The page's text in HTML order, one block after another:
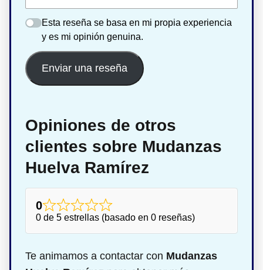
Esta reseña se basa en mi propia experiencia
y es mi opinión genuina.
Enviar una reseña
Opiniones de otros
clientes sobre Mudanzas
Huelva Ramírez
0
0 de 5 estrellas (basado en 0 reseñas)
Te animamos a contactar con Mudanzas